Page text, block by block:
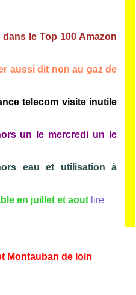
le Top 100 Amazon
aussi dit non au gaz de
telecom visite inutile
un le mercredi un le
eau et utilisation à
en juillet et aout lire
Montauban de loin